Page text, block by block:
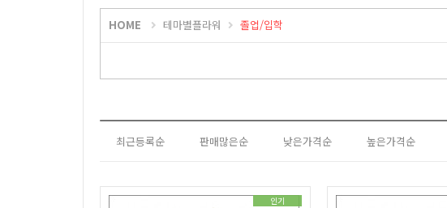
HOME 테마별플라워 졸업/입학
최근등록순 판매많은순 낮은가격순 높은가격순
인기